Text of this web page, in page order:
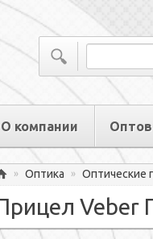
О компании
Главная
» Оптика » Оптические
Veber